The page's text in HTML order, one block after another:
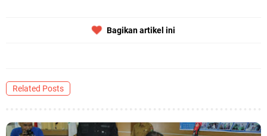
Bagikan artikel ini
Related Posts